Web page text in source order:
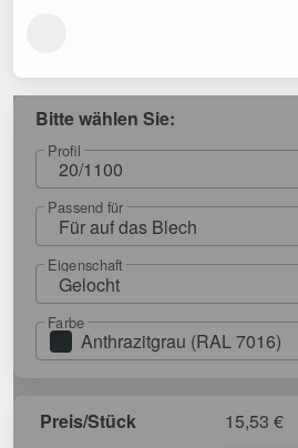
Bitte wählen Sie:
Profil
20/1100
Passend für
Für auf das Blech
Eigenschaft
Gelocht
Farbe
Anthrazitgrau (RAL 7016)
Preis/Stück 15,53 €